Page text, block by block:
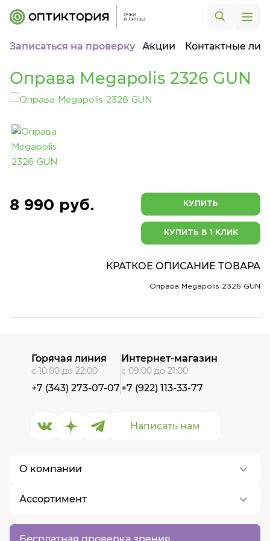
Записаться на проверку Акции Контактные
Оправа Megapolis 2326 GUN
8 990 руб. КУПИТЬ
КУПИТЬ В 1 КЛИК
КРАТКОЕ ОПИСАНИЕ ТОВАРА
Оправа Megapolis 2326 GUN
Бесплатная проверка зрения
О компании
О нас
Контакты
Ассортимент
Написать нам
Горячая линия
с 10:00 до 22:00
+7 (343) 273-07-07
Интернет-магазин
с 09:00 до 21:00
+7 (922) 113-33-77